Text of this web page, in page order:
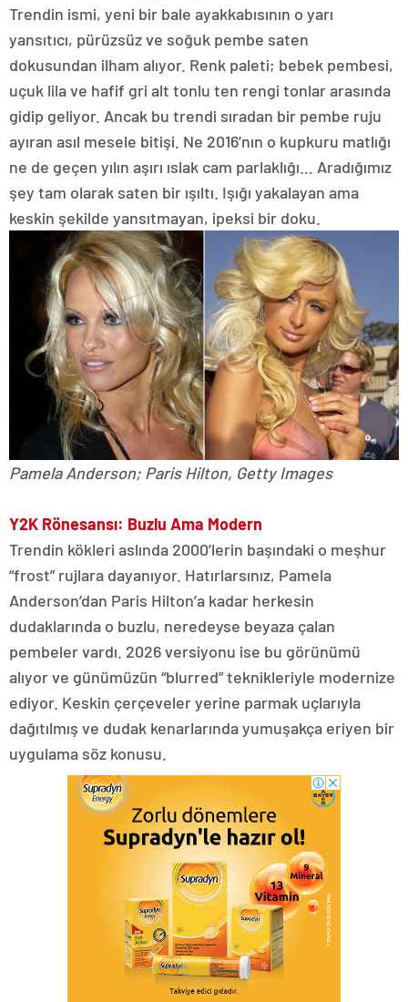
Trendin ismi, yeni bir bale ayakkabısının o yarı
yansıtıcı, pürüzsüz ve soğuk pembe saten
dokusundan ilham alıyor. Renk paleti; bebek pembesi,
uçuk lila ve hafif gri alt tonlu ten rengi tonlar arasında
gidip geliyor. Ancak bu trendi sıradan bir pembe ruju
ayıran asıl mesele bitişi. Ne 2016’nın o kupkuru matlığı
ne de geçen yılın aşırı ıslak cam parlaklığı… Aradığımız
şey tam olarak saten bir ışıltı. Işığı yakalayan ama
keskin şekilde yansıtmayan, ipeksi bir doku.
Pamela Anderson; Paris Hilton, Getty Images
Y2K Rönesansı: Buzlu Ama Modern
Trendin kökleri aslında 2000’lerin başındaki o meşhur
“frost” rujlara dayanıyor. Hatırlarsınız, Pamela
Anderson’dan Paris Hilton’a kadar herkesin
dudaklarında o buzlu, neredeyse beyaza çalan
pembeler vardı. 2026 versiyonu ise bu görünümü
alıyor ve günümüzün “blurred” teknikleriyle modernize
ediyor. Keskin çerçeveler yerine parmak uçlarıyla
dağıtılmış ve dudak kenarlarında yumuşakça eriyen bir
uygulama söz konusu.